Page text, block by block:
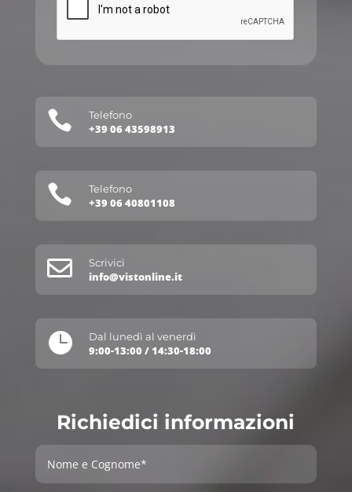
 Telefono
+39 06 43598913
 Telefono
+39 06 40801108
 Scrivici
info@vistonline.it
 Dal lunedì al venerdì
9:00-13:00 / 14:30-18:00
Richiedici informazioni